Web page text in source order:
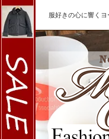
服好きの心に響く